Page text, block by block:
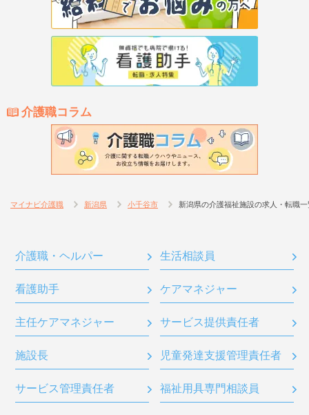
介護職コラム
マイナビ介護職 新潟県 小千谷市 新潟県の介護福祉施設の求人・転職一
介護職・ヘルパー 生活相談員
看護助手 ケアマネジャー
主任ケアマネジャー サービス提供責任者
施設長 児童発達支援管理責任者
サービス管理責任者 福祉用具専門相談員